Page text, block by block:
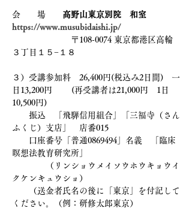
会　　場 高野山東京別院　和室
https://www.musubidaishi.jp/
〒108-0074 東京都港区高輪
３丁目１５−１８
３）受講参加料　26,400円(税込み2日間)　一
日13,200円        (再受講者は21,000円　1日
10,500円)
振込　「飛騨信用組合」「三福寺（さん
ふくじ）支店」　店番015
口座番号「普通0869494」名義　「臨床
瞑想法教育研究所」
（リンショウメイソウホウキョウイ
クケンキュウショ）
（送金者氏名の後に「東京」を付記して
ください。（例：研修太郎東京）